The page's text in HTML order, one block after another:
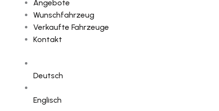
Angebote
Wunschfahrzeug
Verkaufte Fahrzeuge
Kontakt
Deutsch
Englisch